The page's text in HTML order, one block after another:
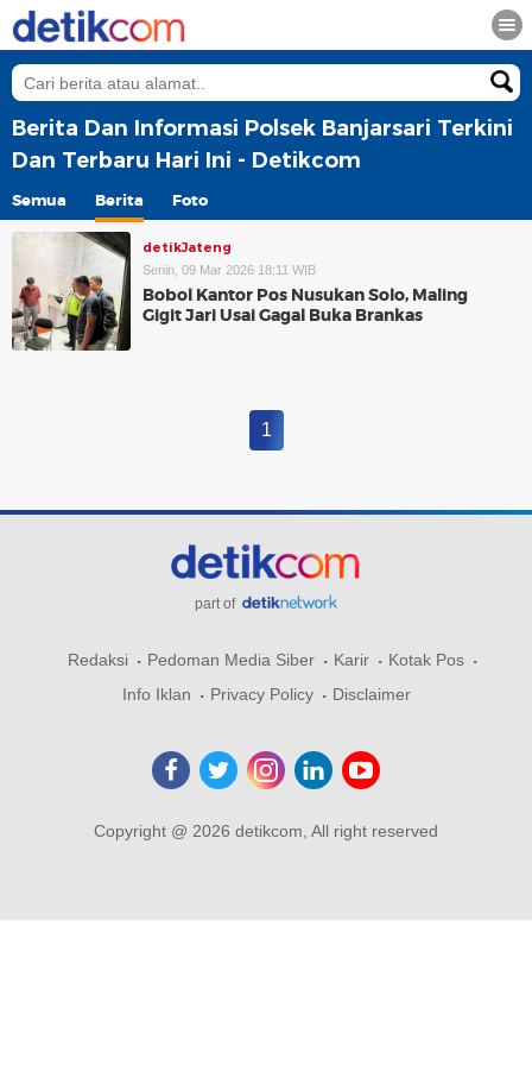
Berita Dan Informasi Polsek Banjarsari Terkini
Dan Terbaru Hari Ini - Detikcom
Semua Berita Foto
detikJateng
Senin, 09 Mar 2026 18:11 WIB
Bobol Kantor Pos Nusukan Solo, Maling
Gigit Jari Usai Gagal Buka Brankas
1
part of
Redaksi Pedoman Media Siber Karir
Kotak Pos
Info Iklan
Privacy Policy Disclaimer
Copyright @ 2026 detikcom, All right reserved